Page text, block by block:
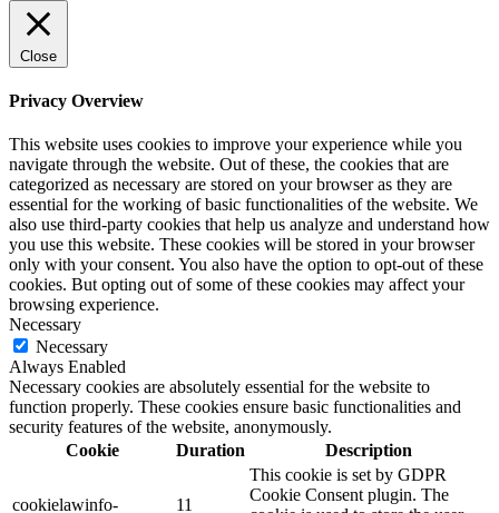
Close
Privacy Overview
This website uses cookies to improve your experience while you
navigate through the website. Out of these, the cookies that are
categorized as necessary are stored on your browser as they are
essential for the working of basic functionalities of the website. We
also use third-party cookies that help us analyze and understand how
you use this website. These cookies will be stored in your browser
only with your consent. You also have the option to opt-out of these
cookies. But opting out of some of these cookies may affect your
browsing experience.
Necessary
Necessary
Always Enabled
Necessary cookies are absolutely essential for the website to
function properly. These cookies ensure basic functionalities and
security features of the website, anonymously.
Cookie
Duration Description
cookielawinfo-
11
This cookie is set by GDPR
Cookie Consent plugin. The